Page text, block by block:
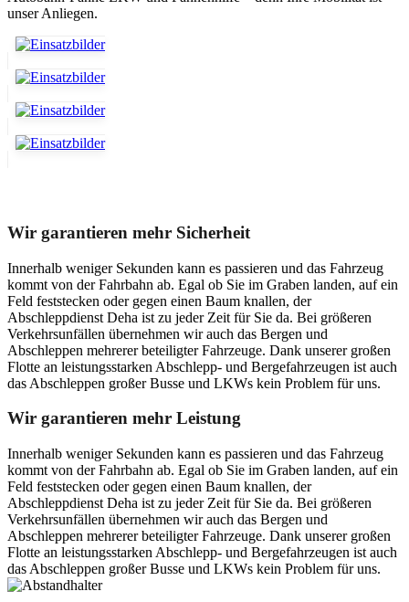
unser Anliegen.
Wir garantieren mehr Sicherheit
Innerhalb weniger Sekunden kann es passieren und das Fahrzeug
kommt von der Fahrbahn ab. Egal ob Sie im Graben landen, auf ein
Feld feststecken oder gegen einen Baum knallen, der
Abschleppdienst Deha ist zu jeder Zeit für Sie da. Bei größeren
Verkehrsunfällen übernehmen wir auch das Bergen und
Abschleppen mehrerer beteiligter Fahrzeuge. Dank unserer großen
Flotte an leistungsstarken Abschlepp- und Bergefahrzeugen ist auch
das Abschleppen großer Busse und LKWs kein Problem für uns.
Wir garantieren mehr Leistung
Innerhalb weniger Sekunden kann es passieren und das Fahrzeug
kommt von der Fahrbahn ab. Egal ob Sie im Graben landen, auf ein
Feld feststecken oder gegen einen Baum knallen, der
Abschleppdienst Deha ist zu jeder Zeit für Sie da. Bei größeren
Verkehrsunfällen übernehmen wir auch das Bergen und
Abschleppen mehrerer beteiligter Fahrzeuge. Dank unserer großen
Flotte an leistungsstarken Abschlepp- und Bergefahrzeugen ist auch
das Abschleppen großer Busse und LKWs kein Problem für uns.